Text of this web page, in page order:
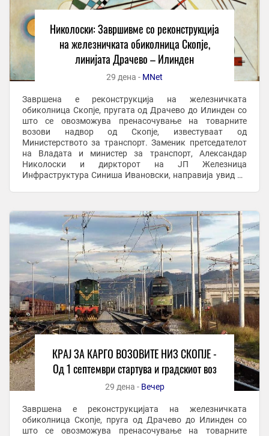
Николоски: Завршивме со реконструкција
на железничката обиколница Скопје,
линијата Драчево – Илинден
29 дена - MNet
Завршена е реконструкција на железничката
обиколница Скопје, пругата од Драчево до Илинден со
што се овозможува пренасочување на товарните
возови надвор од Скопје, известуваат од
Министерството за транспорт. Заменик претседателот
на Владата и министер за транспорт, Александар
Николоски и диркторот на ЈП Железница
Инфраструктура Синиша Ивановски, направија увид до
КРАЈ ЗА КАРГО ВОЗОВИТЕ НИЗ СКОПЈЕ -
Од 1 септември стартува и градскиот воз
29 дена - Вечер
Завршена е реконструкцијата на железничката
обиколница Скопје, пруга од Драчево до Илинден со
што се овозможува пренасочување на товарните